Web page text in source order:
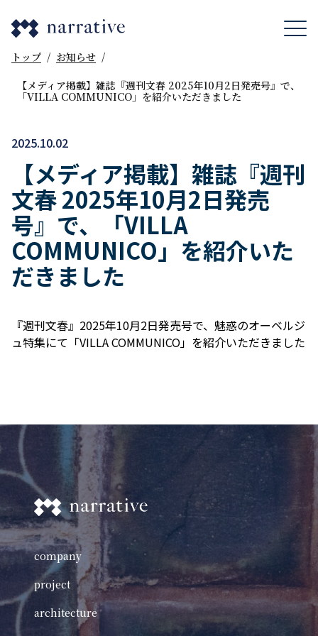
トップ / お知らせ /
【メディア掲載】雑誌『週刊文春 2025年10月2日発売号』で、
「VILLA COMMUNICO」を紹介いただきました
2025.10.02
【メディア掲載】雑誌『週刊
文春 2025年10月2日発売
号』で、「VILLA
COMMUNICO」を紹介いた
だきました
『週刊文春』2025年10月2日発売号で、魅惑のオーベルジ
ュ特集にて「VILLA COMMUNICO」を紹介いただきました
company
project
architecture